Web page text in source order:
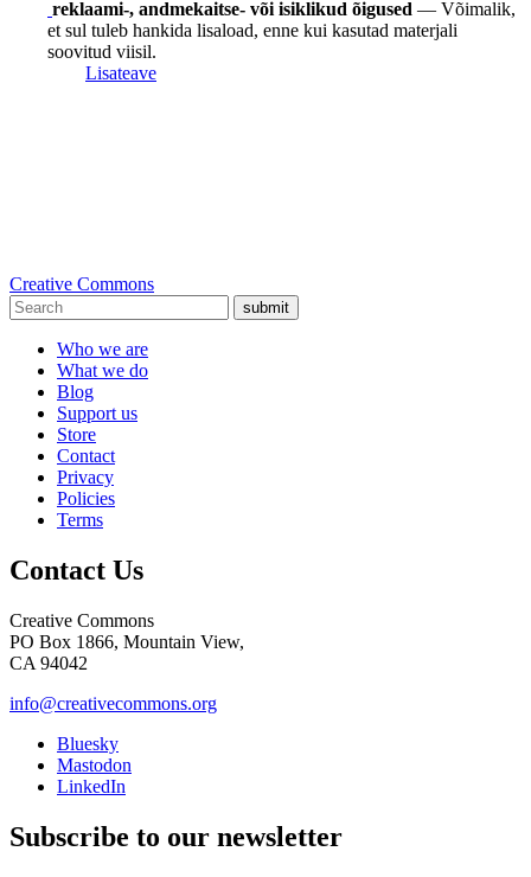
reklaami-, andmekaitse- või isiklikud õigused — Võimalik,
et sul tuleb hankida lisaload, enne kui kasutad materjali
soovitud viisil.
Lisateave
Creative Commons
submit
Who we are
What we do
Blog
Support us
Store
Contact
Privacy
Policies
Terms
Contact Us
Creative Commons
PO Box 1866, Mountain View,
CA 94042
info@creativecommons.org
Bluesky
Mastodon
LinkedIn
Subscribe to our newsletter